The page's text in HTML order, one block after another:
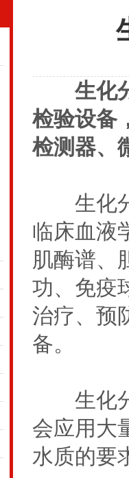
生化
检验设备
检测器、
生化分
临床血液
肌酶谱、
功、免疫
治疗、预
备。
生化分
会应用大
水质的要